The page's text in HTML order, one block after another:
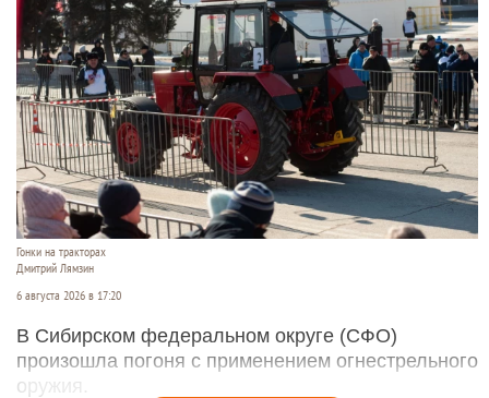
Гонки на тракторах
Дмитрий Лямзин
6 августа 2026 в 17:20
В Сибирском федеральном округе (СФО)
произошла погоня с применением огнестрельного
оружия.